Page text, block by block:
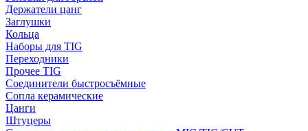
Держатели цанг
Заглушки
Кольца
Наборы для TIG
Переходники
Прочее TIG
Соединители быстросъёмные
Сопла керамические
Цанги
Штуцеры